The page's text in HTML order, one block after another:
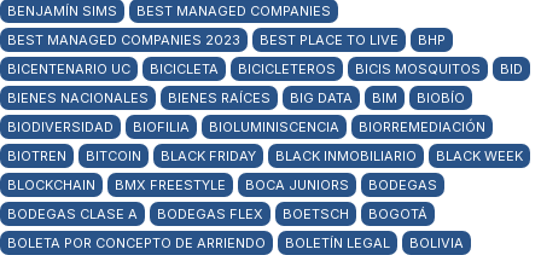
BENJAMÍN SIMS
BEST MANAGED COMPANIES
BEST MANAGED COMPANIES 2023
BEST PLACE TO LIVE
BHP
BICENTENARIO UC
BICICLETA BICICLETEROS BICIS MOSQUITOS
BID
BIENES NACIONALES
BIENES RAÍCES BIG DATA BIM
BIOBÍO
BIODIVERSIDAD
BIOFILIA BIOLUMINISCENCIA
BIORREMEDIACIÓN
BIOTREN
BITCOIN BLACK FRIDAY BLACK INMOBILIARIO
BLACK WEEK
BLOCKCHAIN
BMX FREESTYLE BOCA JUNIORS
BODEGAS
BODEGAS CLASE A
BODEGAS FLEX BOETSCH
BOGOTÁ
BOLETA POR CONCEPTO DE ARRIENDO
BOLETÍN LEGAL
BOLIVIA